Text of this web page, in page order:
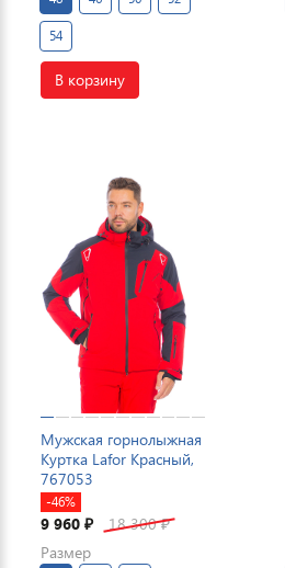
54
В корзину
Мужская горнолыжная
Куртка Lafor Красный,
767053
-46%
9 960 ₽ 18 300₽
Размер